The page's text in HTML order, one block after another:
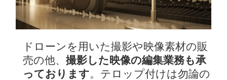
ドローンを用いた撮影や映像素材の販
売の他、 撮影した映像の編集業務も承
っております 。テロップ付けは勿論の